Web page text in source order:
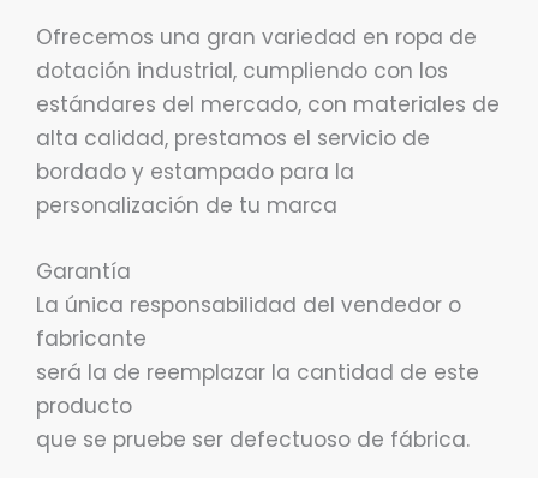
Ofrecemos una gran variedad en ropa de
dotación industrial, cumpliendo con los
estándares del mercado, con materiales de
alta calidad, prestamos el servicio de
bordado y estampado para la
personalización de tu marca
Garantía
La única responsabilidad del vendedor o
fabricante
será la de reemplazar la cantidad de este
producto
que se pruebe ser defectuoso de fábrica.